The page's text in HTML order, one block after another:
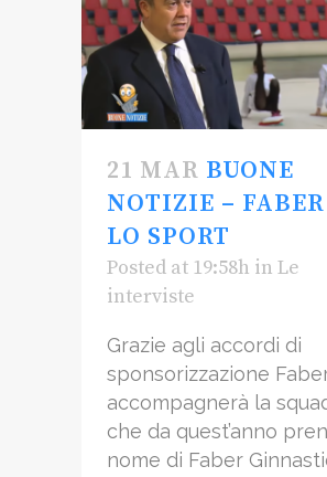
21 MAR BUONE
NOTIZIE – FABER
LO SPORT
Posted at 19:58h in Le
interviste
Grazie agli accordi di
sponsorizzazione
accompagnerà la
che da quest’anno
nome di Faber